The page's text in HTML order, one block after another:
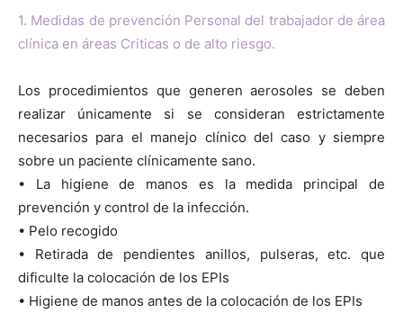
1. Medidas de prevención Personal del trabajador de área
clínica en áreas Criticas o de alto riesgo.
Los procedimientos que generen aerosoles se deben
realizar únicamente si se consideran estrictamente
necesarios para el manejo clínico del caso y siempre
sobre un paciente clínicamente sano.
• La higiene de manos es la medida principal de
prevención y control de la infección.
• Pelo recogido
• Retirada de pendientes anillos, pulseras, etc. que
dificulte la colocación de los EPIs
• Higiene de manos antes de la colocación de los EPIs